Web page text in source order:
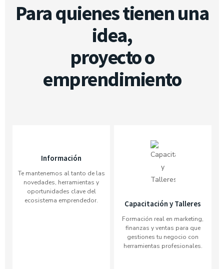
Para quienes tienen una
idea,
proyecto o
emprendimiento
Información
Te mantenemos al tanto de las
novedades, herramientas y
oportunidades clave del
ecosistema emprendedor.
Capacitación y Talleres
Formación real en marketing,
finanzas y ventas para que
gestiones tu negocio con
herramientas profesionales.